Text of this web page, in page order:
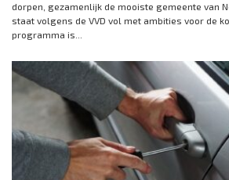
dorpen, gezamenlijk de mooiste gemeente van
staat volgens de VVD vol met ambities voor de
programma is...